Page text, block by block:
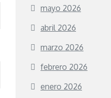
mayo 2026
abril 2026
marzo 2026
febrero 2026
enero 2026